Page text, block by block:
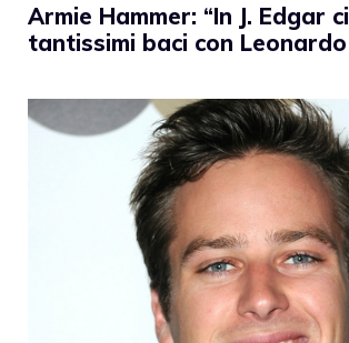
Armie Hammer: “In J. Edgar
tantissimi baci con Leonardo